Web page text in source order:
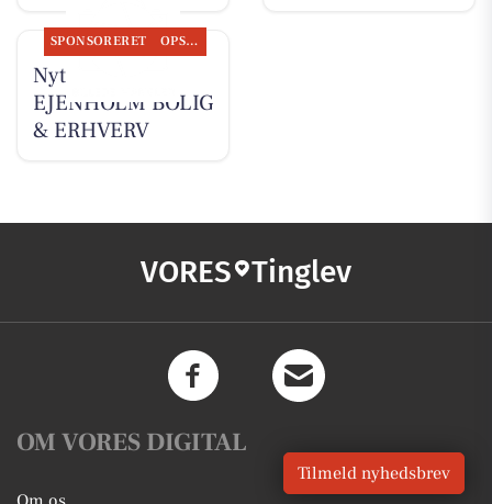
SPONSORERET OPSLAGSTAVLEN
Nyt fra
EJENHOLM BOLIG
& ERHVERV
VORES Tinglev
OM VORES DIGITAL
Tilmeld nyhedsbrev